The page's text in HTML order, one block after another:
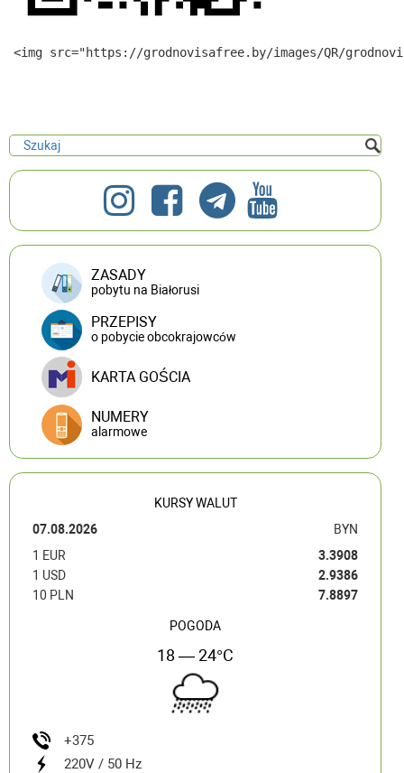
ZASADY
pobytu na Białorusi
PRZEPISY
o pobycie obcokrajowców
KARTA GOŚCIA
NUMERY
alarmowe
KURSY WALUT
07.08.2026
BYN
1 EUR
3.3908
1 USD
2.9386
10 PLN
7.8897
POGODA
18 — 24°C
+375
220V / 50 Hz